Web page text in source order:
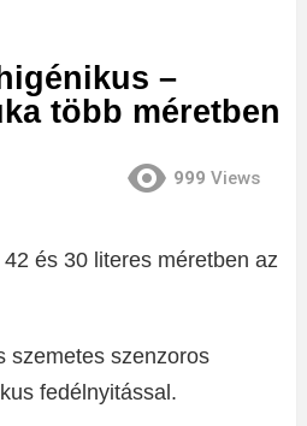
–
több méretben
999 Views
és 30 literes méretben az
szemetes szenzoros
fedélnyitással.